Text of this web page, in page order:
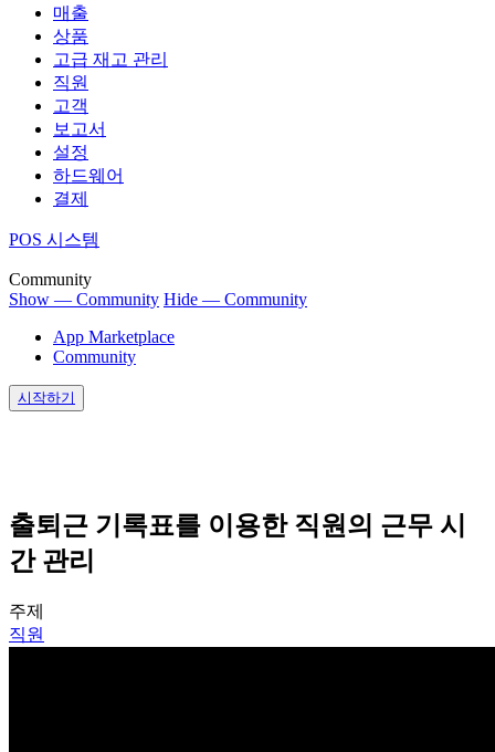
매출
상품
고급 재고 관리
직원
고객
보고서
설정
하드웨어
결제
POS 시스템
Community
Show — Community Hide — Community
App Marketplace
Community
시작하기
출퇴근 기록표를 이용한 직원의 근무 시
간 관리
주제
직원